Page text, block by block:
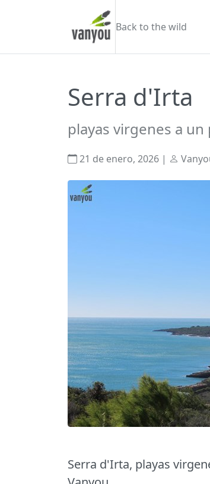
Vanyou
Back to the wild
Serra d'Irta
playas virgenes a un
21 de enero, 2026 |
Serra d'Irta, playas